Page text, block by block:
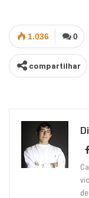
0
1.036
compartilhar